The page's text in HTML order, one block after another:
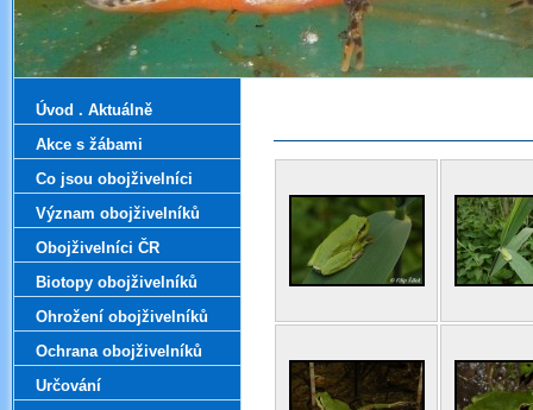
Úvod . Aktuálně
Akce s žábami
Co jsou obojživelníci
Význam obojživelníků
Obojživelníci ČR
Biotopy obojživelníků
Ohrožení obojživelníků
Ochrana obojživelníků
Určování